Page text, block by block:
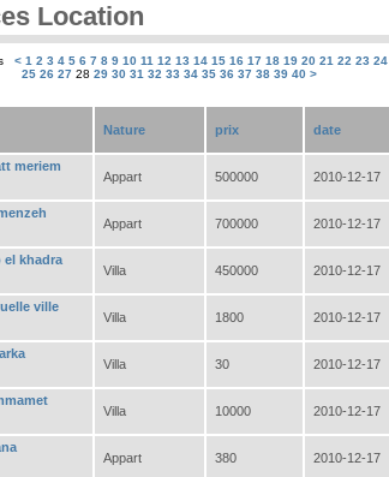
Location
< 1 2 3 4 5 6 7 8 9 10 11 12 13 14 15 16 17 18 19 20 21 22 23 24
25 26 27 28 29 30 31 32 33 34 35 36 37 38 39 40 >
Nature prix date
meriem
Appart 500000 2010-12-17
Appart 700000 2010-12-17
el khadra
Villa 450000 2010-12-17
ville
Villa 1800 2010-12-17
Villa 30 2010-12-17
Villa 10000 2010-12-17
Appart 380 2010-12-17